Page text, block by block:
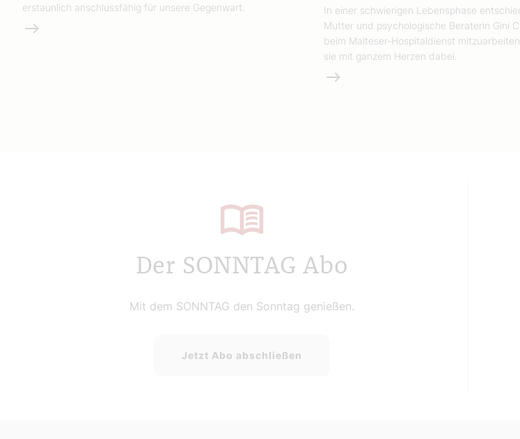
erstaunlich anschlussfähig für unsere Gegenwart.
Weiterlesen
In einer schwierigen Lebensphase
Mutter und psychologische Beraterin Gini
beim Malteser-Hospitaldienst
sie mit ganzem Herzen dabei.
Weiterlesen
Der SONNTAG Abo
Mit dem SONNTAG den Sonntag genießen.
Jetzt Abo abschließen